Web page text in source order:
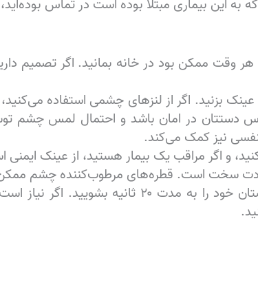
وقت ممکن بود در خانه بمانید. اگر تصمیم
بزنید. اگر از لنزهای چشمی استفاده می‌کنید،
دستتان در امان باشد و احتمال لمس چشم
نیز کمک می‌کند.
و اگر مراقب یک بیمار هستید، از عینک ایمنی
عادت سخت است. قطره‌های مرطوب‌کننده چشم
قبل و بعد از ریختن قطره در چشم ، دستان خود